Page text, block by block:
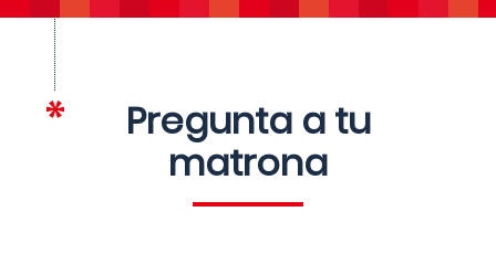
Pregunta a tu
matrona